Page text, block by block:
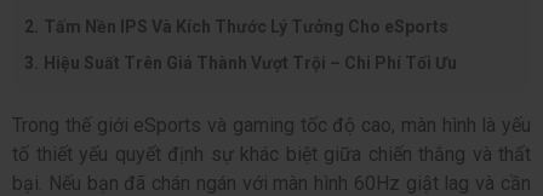
Tấm Nền IPS Và Kích Thước Lý Tưởng Cho eSports
Hiệu Suất Trên Giá Thành Vượt Trội – Chi Phí Tối Ưu
Trong thế giới eSports và gaming tốc độ cao, màn hình là yếu
tố thiết yếu quyết định sự khác biệt giữa chiến thắng và thất
bại. Nếu bạn đã chán ngán với màn hình 60Hz giật lag và cần